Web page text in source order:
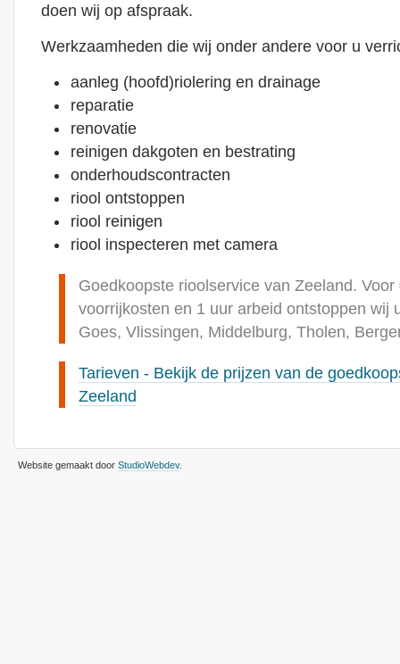
doen wij op afspraak.
Werkzaamheden die wij onder andere voor u
aanleg (hoofd)riolering en drainage
reparatie
renovatie
reinigen dakgoten en bestrating
onderhoudscontracten
riool ontstoppen
riool reinigen
riool inspecteren met camera
Goedkoopste rioolservice van Zeeland. Voor
voorrijkosten en 1 uur arbeid ontstoppen wij
Goes, Vlissingen, Middelburg, Tholen,
Tarieven - Bekijk de prijzen van de
Zeeland
Website gemaakt door StudioWebdev.